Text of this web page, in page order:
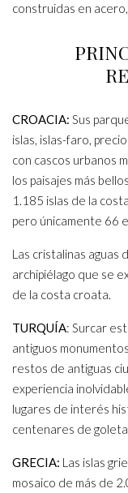
construidas en
CROACIA: Sus
islas, islas-faro,
con cascos urbanos
los paisajes más
1.185 islas de la
pero únicamente 66
Las cristalinas
archipiélago que se
de la costa croata.
TURQUÍA: Surcar
antiguos
restos de antiguas
experiencia
lugares de interés
centenares de
GRECIA: Las islas
mosaico de más de